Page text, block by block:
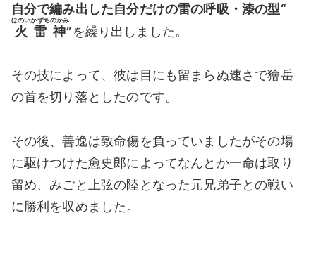
自分で編み出した自分だけの雷の呼吸・漆の型“
火雷神
ほのいかずちのかみ
”を繰り出しました。
その技によって、彼は目にも留まらぬ速さで獪岳
の首を切り落としたのです。
その後、善逸は致命傷を負っていましたがその場
に駆けつけた愈史郎によってなんとか一命は取り
留め、みごと上弦の陸となった元兄弟子との戦い
に勝利を収めました。